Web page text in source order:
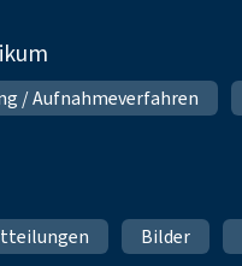
/ Aufnahmeverfahren
Bilder